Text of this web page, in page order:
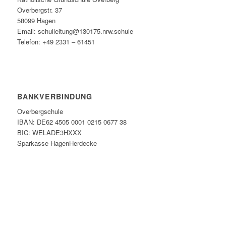
Overbergstr. 37
58099 Hagen
Email: schulleitung@130175.nrw.schule
Telefon: +49 2331 – 61451
BANKVERBINDUNG
Overbergschule
IBAN: DE62 4505 0001 0215 0677 38
BIC: WELADE3HXXX
Sparkasse HagenHerdecke